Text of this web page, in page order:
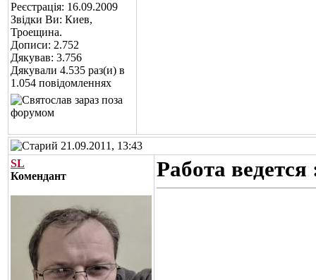
Реєстрація: 16.09.2009
Звідки Ви: Киев,
Троещина.
Дописи: 2.752
Дякував: 3.756
Дякували 4.535 раз(и) в
1.054 повідомленнях
21.09.2011, 13:43
SL
Комендант
Работа ведется